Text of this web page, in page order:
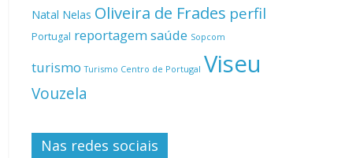
Natal Nelas Oliveira de Frades perfil
Portugal reportagemsaúde Sopcom
turismo Turismo Centro de Portugal Viseu
Vouzela
Nas redes sociais